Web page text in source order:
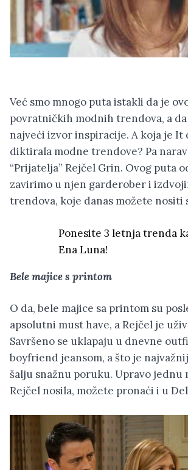
Već smo mnogo puta istakli da je
povratničkih modnih trendova, a
najveći izvor inspiracije. A koja je It
diktirala modne trendove? Pa
“Prijatelja” Rejčel Grin. Ovog puta
zavirimo u njen garderober i
trendova, koje danas možete nositi
Ponesite 3 letnja trenda
Ena Luna!
Bele majice s printom
O da, bele majice sa printom su
apsolutni must have, a Rejčel je
Savršeno se uklapaju u dnevne
boyfriend jeansom, a što je
šalju snažnu poruku. Upravo jednu
Rejčel nosila, možete pronaći i u